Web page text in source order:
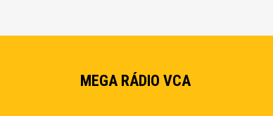
MEGA RÁDIO VCA